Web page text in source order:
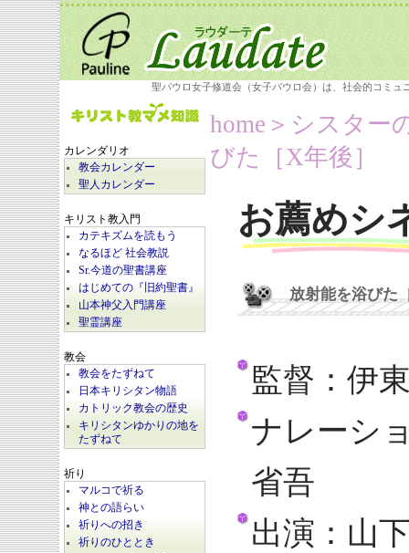
聖パウロ女子修道会（女子パウロ会）は、社会的コミ
カレンダリオ
教会カレンダー
聖人カレンダー
キリスト教入門
カテキズムを読もう
なるほど 社会教説
Sr.今道の聖書講座
はじめての『旧約聖書』
山本神父入門講座
聖霊講座
教会
教会をたずねて
日本キリシタン物語
カトリック教会の歴史
キリシタンゆかりの地を
たずねて
祈り
マルコで祈る
神との語らい
祈りへの招き
祈りのひととき
home ＞シスター
びた［X年後］
お薦めシ
放射能を浴びた
監督：伊
ナレーシ
省吾
出演：山